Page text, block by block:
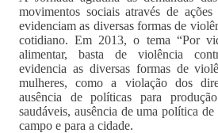
movimentos sociais através de ações
evidenciam as diversas formas de
cotidiano. Em 2013, o tema “Por
alimentar, basta de violência
evidencia as diversas formas de
mulheres, como a violação dos
ausência de políticas para
saudáveis, ausência de uma política
campo e para a cidade.